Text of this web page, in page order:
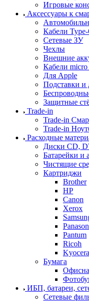
Игровые
Аксессуары к
Кабели
Сетевые ЗУ
Чехлы
Внешние
Кабели
Для Apple
Подставки и
Защитные
Trade-in
Trade-in
Trade-in
Расходные
Диски CD,
Батарейки и
Чистящие
Картриджи
Brother
HP
Canon
Xerox
Pantum
Ricoh
Kyocera
Бумага
ИБП, батареи,
Сетевые